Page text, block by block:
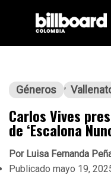
Géneros
Carlos Vives
de ‘Escalona
PorLuisa Fernanda
Publicado mayo 19,